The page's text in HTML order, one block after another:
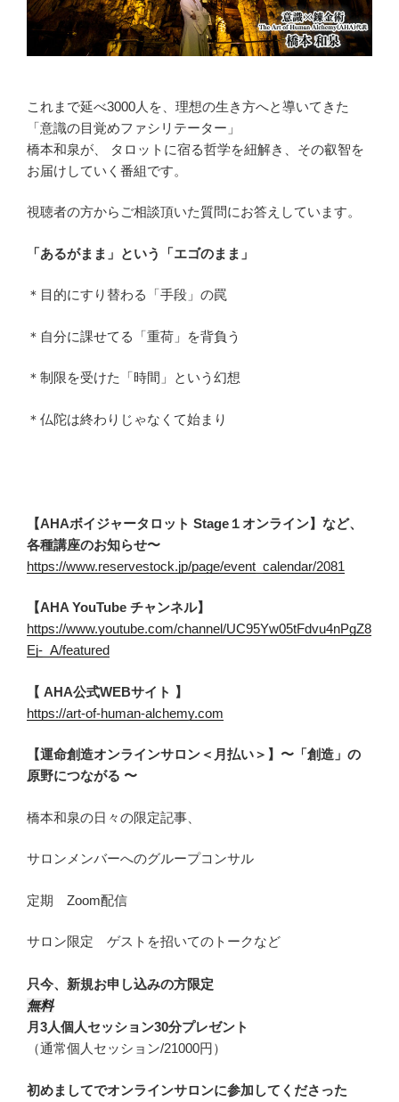
これまで延べ3000人を、理想の生き方へと導いてきた
「意識の目覚めファシリテーター」
橋本和泉が、 タロットに宿る哲学を紐解き、その叡智を
お届けしていく番組です。
視聴者の方からご相談頂いた質問にお答えしています。
「あるがまま」という「エゴのまま」
＊目的にすり替わる「手段」の罠
＊自分に課せてる「重荷」を背負う
＊制限を受けた「時間」という幻想
＊仏陀は終わりじゃなくて始まり
【AHAボイジャータロット Stage１オンライン】など、
各種講座のお知らせ〜
https://www.reservestock.jp/page/event_calendar/2081
【AHA YouTube チャンネル】
https://www.youtube.com/channel/UC95Yw05tFdvu4nPgZ8
Ej-_A/featured
【 AHA公式WEBサイト 】
https://art-of-human-alchemy.com
【運命創造オンラインサロン＜月払い＞】〜「創造」の
原野につながる 〜
橋本和泉の日々の限定記事、
サロンメンバーへのグループコンサル
定期 Zoom配信
サロン限定 ゲストを招いてのトークなど
只今、新規お申し込みの方限定
無料
月3人個人セッション30分プレゼント
（通常個人セッション/21000円）
初めましてでオンラインサロンに参加してくださった